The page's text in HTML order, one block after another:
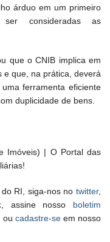
árduo em um primeiro
consideradas as
que o CNIB implica em
e que, na prática, deverá
ferramenta eficiente
duplicidade de bens.
Imóveis) | O Portal das
RI, siga-nos no twitter,
, assine nosso boletim
ou cadastre-seem nosso